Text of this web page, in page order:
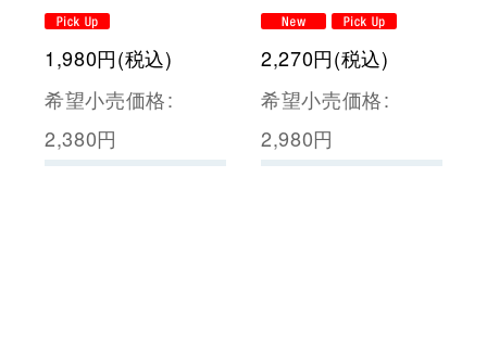
1,980円(税込)
希望小売価格:
2,380円
2,270円(税込)
希望小売価格:
2,980円